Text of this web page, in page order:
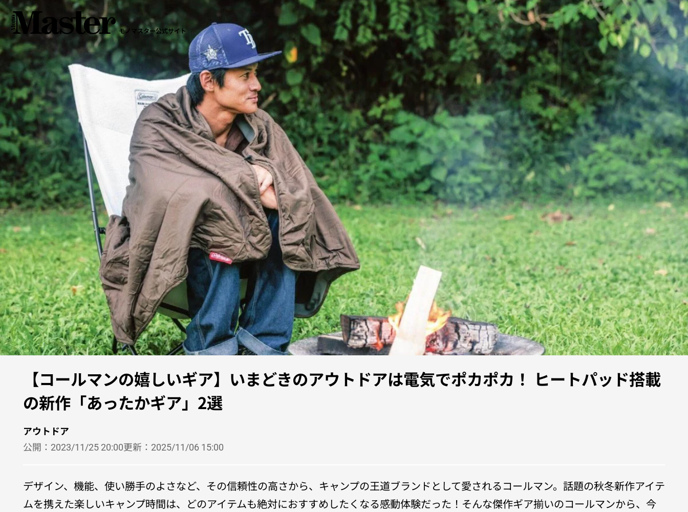
モノマスター公式サイト
【コールマンの嬉しいギア】いまどきのアウトドアは電気でポカポカ！ ヒートパッド搭載
の新作「あったかギア」2選
アウトドア
公開： 2023/11/25 20:00更新： 2025/11/06 15:00
デザイン、機能、使い勝手のよさなど、その信頼性の高さから、キャンプの王道ブランドとして愛されるコールマン。話題の秋冬新作アイテ
ムを携えた楽しいキャンプ時間は、どのアイテムも絶対におすすめしたくなる感動体験だった！そんな傑作ギア揃いのコールマンから、今